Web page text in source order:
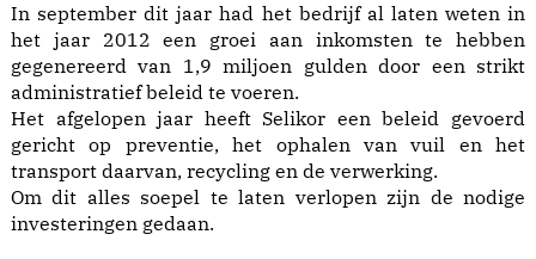
In september dit jaar had het bedrijf al laten weten in
het jaar 2012 een groei aan inkomsten te hebben
gegenereerd van 1,9 miljoen gulden door een strikt
administratief beleid te voeren.
Het afgelopen jaar heeft Selikor een beleid gevoerd
gericht op preventie, het ophalen van vuil en het
transport daarvan, recycling en de verwerking.
Om dit alles soepel te laten verlopen zijn de nodige
investeringen gedaan.